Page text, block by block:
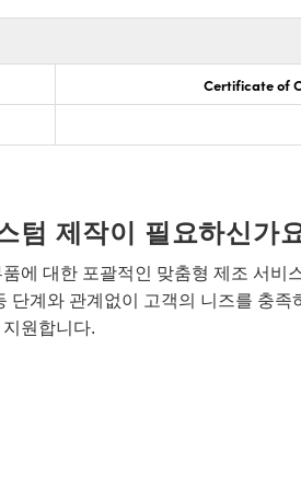
Certificate of
텀 제작이 필요하신가
에 대한 포괄적인 맞춤형 제조 서비
단계와 관계없이 고객의 니즈를 충족
원합니다.